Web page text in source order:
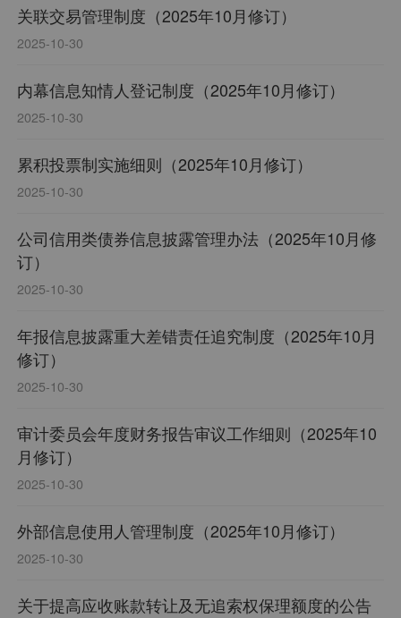
关联交易管理制度（2025年10月修订）
2025-10-30
内幕信息知情人登记制度（2025年10月修订）
2025-10-30
累积投票制实施细则（2025年10月修订）
2025-10-30
公司信用类债券信息披露管理办法（2025年10月修
订）
2025-10-30
年报信息披露重大差错责任追究制度（2025年10月
修订）
2025-10-30
审计委员会年度财务报告审议工作细则（2025年10
月修订）
2025-10-30
外部信息使用人管理制度（2025年10月修订）
2025-10-30
关于提高应收账款转让及无追索权保理额度的公告